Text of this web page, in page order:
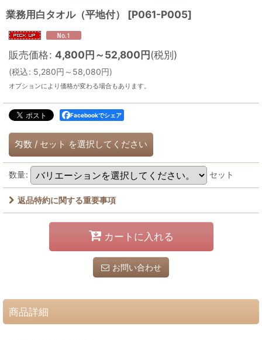
業務用白タオル（平地付） [P061-P005]
販売価格: 4,800円～52,800円(税別)
(税込: 5,280円 ～58,080円)
オプションにより価格が変わる場合もあります。
Facebookでシェア
匁数 / セット を選択してください
数量: セット
返品特約に関する重要事項
カートに入れる
お問い合わせ
商品詳細